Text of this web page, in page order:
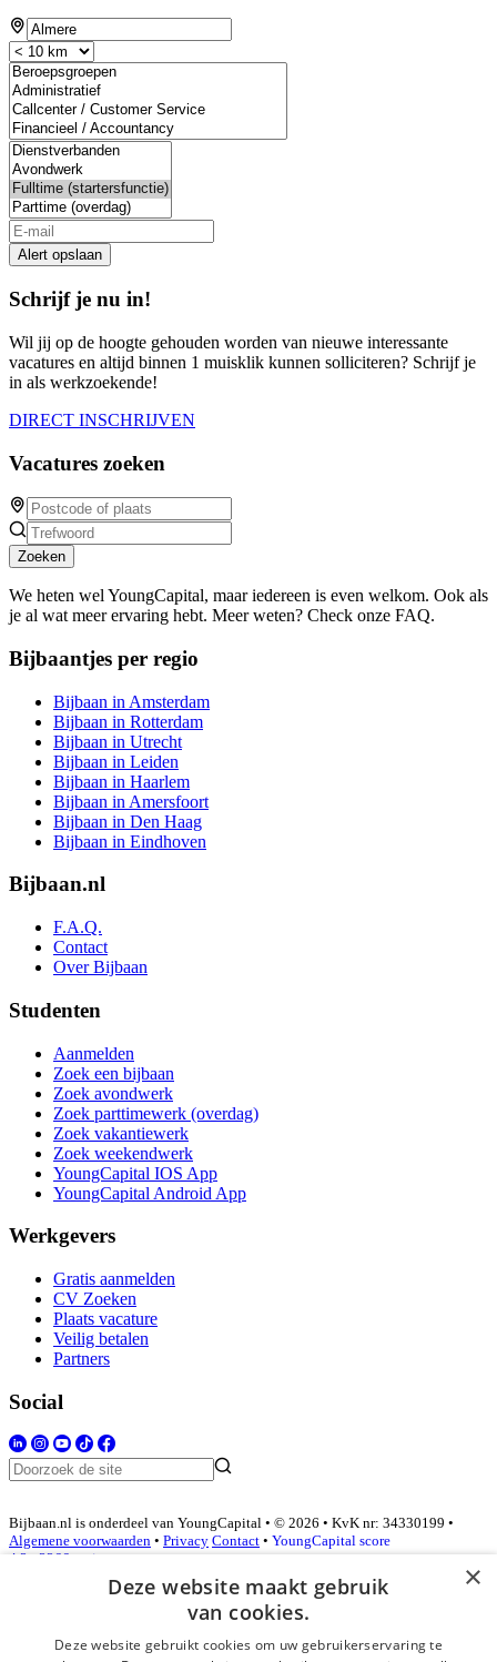
Alert opslaan
Schrijf je nu in!
Wil jij op de hoogte gehouden worden van nieuwe interessante
vacatures en altijd binnen 1 muisklik kunnen solliciteren? Schrijf je
in als werkzoekende!
DIRECT INSCHRIJVEN
Vacatures zoeken
Zoeken
We heten wel YoungCapital, maar iedereen is even welkom. Ook als
je al wat meer ervaring hebt. Meer weten? Check onze FAQ.
Bijbaantjes per regio
Bijbaan in Amsterdam
Bijbaan in Rotterdam
Bijbaan in Utrecht
Bijbaan in Leiden
Bijbaan in Haarlem
Bijbaan in Amersfoort
Bijbaan in Den Haag
Bijbaan in Eindhoven
Bijbaan.nl
F.A.Q.
Contact
Over Bijbaan
Studenten
Aanmelden
Zoek een bijbaan
Zoek avondwerk
Zoek parttimewerk (overdag)
Zoek vakantiewerk
Zoek weekendwerk
YoungCapital IOS App
YoungCapital Android App
Werkgevers
Gratis aanmelden
CV Zoeken
Plaats vacature
Veilig betalen
Partners
Social
Bijbaan.nl is onderdeel van YoungCapital • © 2026 • KvK nr: 34330199 •
Algemene voorwaarden • Privacy Contact • YoungCapital score
4.3 - 3366 reviews
Inloggen als bedrijf
×
Deze website maakt gebruik
van cookies.
Deze website gebruikt cookies om uw gebruikerservaring te